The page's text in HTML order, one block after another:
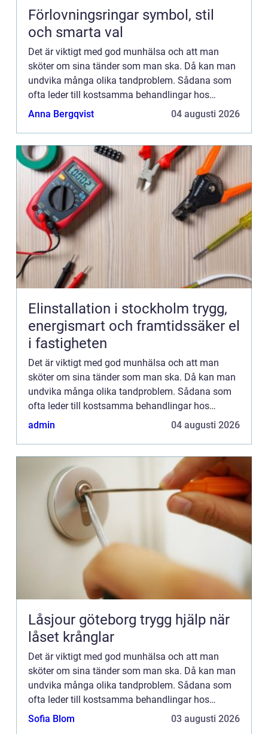
Förlovningsringar symbol, stil
och smarta val
Det är viktigt med god munhälsa och att man
sköter om sina tänder som man ska. Då kan man
undvika många olika tandproblem. Sådana som
ofta leder till kostsamma behandlingar hos
tandläkaren. Men den stora vinsten är att man får
Anna Bergqvist 04 augusti 2026
Elinstallation i stockholm trygg,
energismart och framtidssäker el
i fastigheten
Det är viktigt med god munhälsa och att man
sköter om sina tänder som man ska. Då kan man
undvika många olika tandproblem. Sådana som
ofta leder till kostsamma behandlingar hos
tandläkaren. Men den stora vinsten är att man får
admin 04 augusti 2026
Låsjour göteborg trygg hjälp när
låset krånglar
Det är viktigt med god munhälsa och att man
sköter om sina tänder som man ska. Då kan man
undvika många olika tandproblem. Sådana som
ofta leder till kostsamma behandlingar hos
tandläkaren. Men den stora vinsten är att man får
Sofia Blom 03 augusti 2026